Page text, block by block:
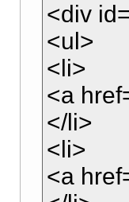
<div
<ul>
<li>
<a
</li>
<li>
<a